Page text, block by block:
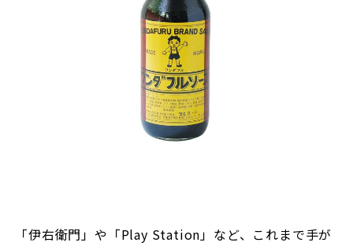
「伊右衛門」や「Play Station」など、これまで手が